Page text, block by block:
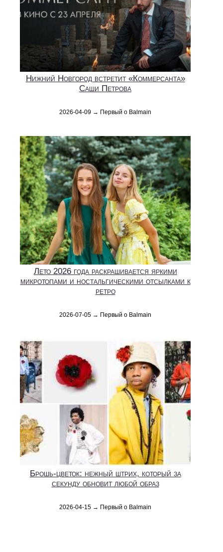
Нижний Новгород встретит «Коммерсанта»
Саши Петрова
2026-04-09 → Первый о Balmain
Лето 2026 года раскрашивается яркими
микротопами и ностальгическими отсылками к
ретро
2026-07-05 → Первый о Balmain
Брошь-цветок: нежный штрих, который за
секунду обновит любой образ
2026-04-15 → Первый о Balmain